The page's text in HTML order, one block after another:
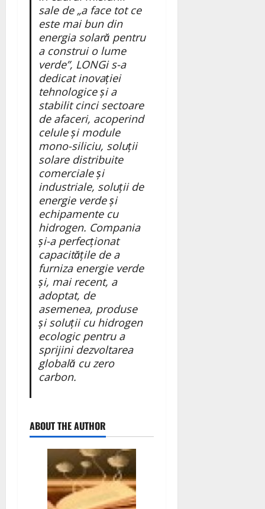
sale de „a face tot ce
este mai bun din
energia solară pentru
a construi o lume
verde”, LONGi s-a
dedicat inovației
tehnologice și a
stabilit cinci sectoare
de afaceri, acoperind
celule și module
mono-siliciu, soluții
solare distribuite
comerciale și
industriale, soluții de
energie verde și
echipamente cu
hidrogen. Compania
și-a perfecționat
capacitățile de a
furniza energie verde
și, mai recent, a
adoptat, de
asemenea, produse
și soluții cu hidrogen
ecologic pentru a
sprijini dezvoltarea
globală cu zero
carbon.
ABOUT THE AUTHOR